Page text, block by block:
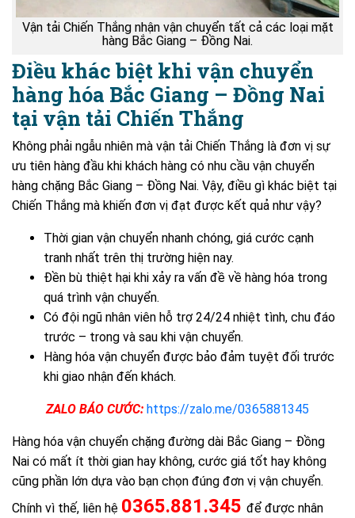
Vận tải Chiến Thắng nhận vận chuyển tất cả các loại mặt
hàng Bắc Giang – Đồng Nai.
Điều khác biệt khi vận chuyển
hàng hóa Bắc Giang – Đồng Nai
tại vận tải Chiến Thắng
Không phải ngẫu nhiên mà vận tải Chiến Thắng là đơn vị sự
ưu tiên hàng đầu khi khách hàng có nhu cầu vận chuyển
hàng chặng Bắc Giang – Đồng Nai. Vậy, điều gì khác biệt tại
Chiến Thắng mà khiến đơn vị đạt được kết quả như vậy?
Thời gian vận chuyển nhanh chóng, giá cước cạnh
tranh nhất trên thị trường hiện nay.
Đền bù thiệt hại khi xảy ra vấn đề về hàng hóa trong
quá trình vận chuyển.
Có đội ngũ nhân viên hỗ trợ 24/24 nhiệt tình, chu đáo
trước – trong và sau khi vận chuyển.
Hàng hóa vận chuyển được bảo đảm tuyệt đối trước
khi giao nhận đến khách.
ZALO BÁO CƯỚC: https://zalo.me/0365881345
Hàng hóa vận chuyển chặng đường dài Bắc Giang – Đồng
Nai có mất ít thời gian hay không, cước giá tốt hay không
cũng phần lớn dựa vào bạn chọn đúng đơn vị vận chuyển.
Chính vì thế, liên hệ 0365.881.345 để được nhân